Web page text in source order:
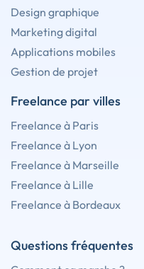
Design graphique
Marketing digital
Applications mobiles
Gestion de projet
Freelance par villes
Freelance à Paris
Freelance à Lyon
Freelance à Marseille
Freelance à Lille
Freelance à Bordeaux
Questions fréquentes